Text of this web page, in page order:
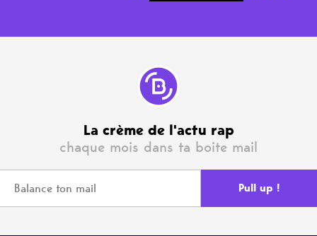
La crème de l'actu rap
chaque mois dans ta boite mail